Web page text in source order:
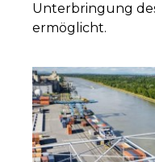
Unterbringung
ermöglicht.